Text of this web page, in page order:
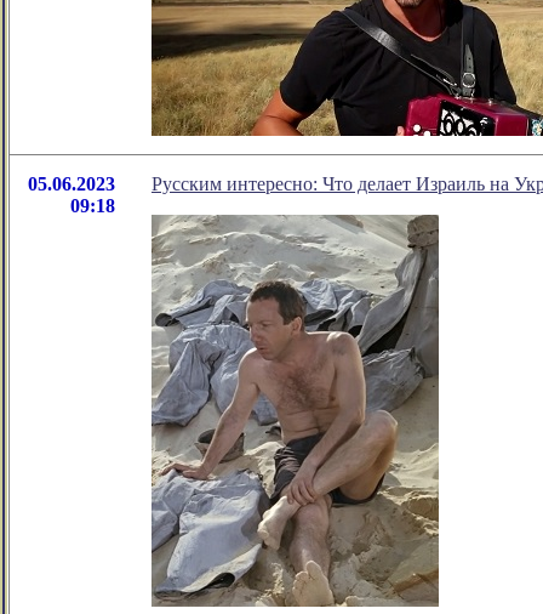
05.06.2023
09:18
Русским интересно: Что делает Израиль на